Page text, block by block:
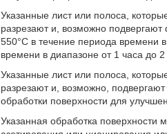
Указанные лист или полоса,
разрезают и, возможно
550°С в течение периода времени
времени в диапазоне от 1 часа до 2
Указанные лист или полоса,
разрезают и, возможно,
обработки поверхности для
Указанная обработка поверхности